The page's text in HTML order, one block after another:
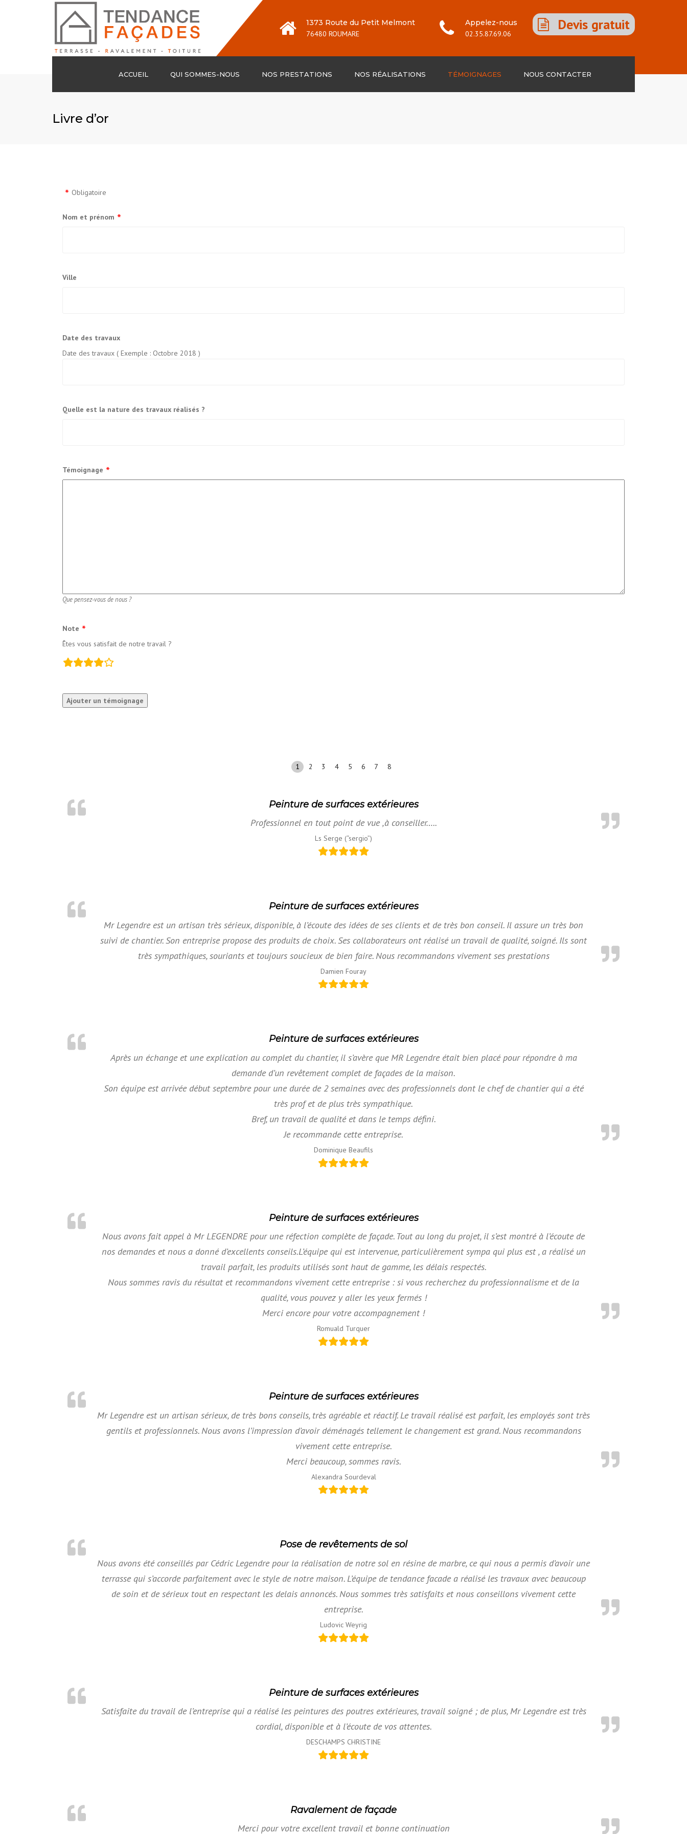
1373 Route du Petit Melmont
76480 ROUMARE
Appelez-nous
02.35.87.69.06
Devis gratuit
ACCUEIL QUI SOMMES-NOUS NOS PRESTATIONS NOS RÉALISATIONS TÉMOIGNAGES NOUS CONTACTER
Livre d’or
Obligatoire
Nom et prénom
Ville
Date des travaux
Date des travaux ( Exemple : Octobre 2018 )
Quelle est la nature des travaux réalisés ?
Témoignage
Que pensez-vous de nous ?
Note
Êtes vous satisfait de notre travail ?
champs
1 2 3 4 5 6 7 8
Peinture de surfaces extérieures
Professionnel en tout point de vue ,à conseiller…..
Ls Serge (“sergio”)
Peinture de surfaces extérieures
Mr Legendre est un artisan très sérieux, disponible, à l’écoute des idées de ses clients et de très bon conseil. Il assure un très bon
suivi de chantier. Son entreprise propose des produits de choix. Ses collaborateurs ont réalisé un travail de qualité, soigné. Ils sont
très sympathiques, souriants et toujours soucieux de bien faire. Nous recommandons vivement ses prestations
Damien Fouray
Peinture de surfaces extérieures
Après un échange et une explication au complet du chantier, il s’avère que MR Legendre était bien placé pour répondre à ma
demande d’un revêtement complet de façades de la maison.
Son équipe est arrivée début septembre pour une durée de 2 semaines avec des professionnels dont le chef de chantier qui a été
très prof et de plus très sympathique.
Bref, un travail de qualité et dans le temps défini.
Je recommande cette entreprise.
Dominique Beaufils
Peinture de surfaces extérieures
Nous avons fait appel à Mr LEGENDRE pour une réfection complète de façade. Tout au long du projet, il s’est montré à l’écoute de
nos demandes et nous a donné d’excellents conseils.L’équipe qui est intervenue, particulièrement sympa qui plus est , a réalisé un
travail parfait, les produits utilisés sont haut de gamme, les délais respectés.
Nous sommes ravis du résultat et recommandons vivement cette entreprise : si vous recherchez du professionnalisme et de la
qualité, vous pouvez y aller les yeux fermés !
Merci encore pour votre accompagnement !
Romuald Turquer
Peinture de surfaces extérieures
Mr Legendre est un artisan sérieux, de très bons conseils, très agréable et réactif. Le travail réalisé est parfait, les employés sont très
gentils et professionnels. Nous avons l’impression d’avoir déménagés tellement le changement est grand. Nous recommandons
vivement cette entreprise.
Merci beaucoup, sommes ravis.
Alexandra Sourdeval
Pose de revêtements de sol
Nous avons été conseillés par Cédric Legendre pour la réalisation de notre sol en résine de marbre, ce qui nous a permis d’avoir une
terrasse qui s’accorde parfaitement avec le style de notre maison. L’équipe de tendance facade a réalisé les travaux avec beaucoup
de soin et de sérieux tout en respectant les delais annoncés. Nous sommes très satisfaits et nous conseillons vivement cette
entreprise.
Ludovic Weyrig
Peinture de surfaces extérieures
Satisfaite du travail de l’entreprise qui a réalisé les peintures des poutres extérieures, travail soigné ; de plus, Mr Legendre est très
cordial, disponible et à l’écoute de vos attentes.
DESCHAMPS CHRISTINE
Ravalement de façade
Merci pour votre excellent travail et bonne continuation